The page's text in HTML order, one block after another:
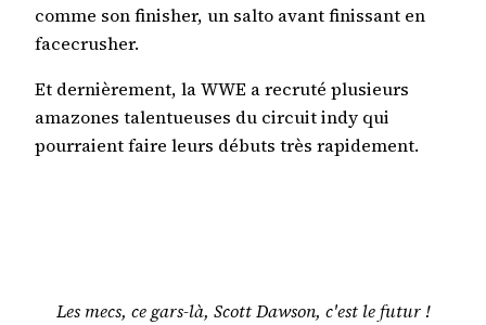
comme son finisher, un salto avant finissant en
facecrusher.
Et dernièrement, la WWE a recruté plusieurs
amazones talentueuses du circuit indy qui
pourraient faire leurs débuts très rapidement.
Les mecs, ce gars-là, Scott Dawson, c'est le futur !